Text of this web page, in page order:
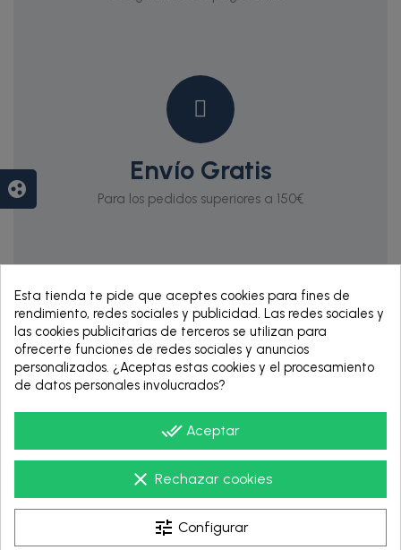
Envío Gratis
Para los pedidos superiores a 150€
Esta tienda te pide que aceptes cookies para fines de
rendimiento, redes sociales y publicidad. Las redes sociales y
las cookies publicitarias de terceros se utilizan para
ofrecerte funciones de redes sociales y anuncios
personalizados. ¿Aceptas estas cookies y el procesamiento
de datos personales involucrados?
done_all Aceptar
clear Rechazar cookies
tune Configurar
group_work